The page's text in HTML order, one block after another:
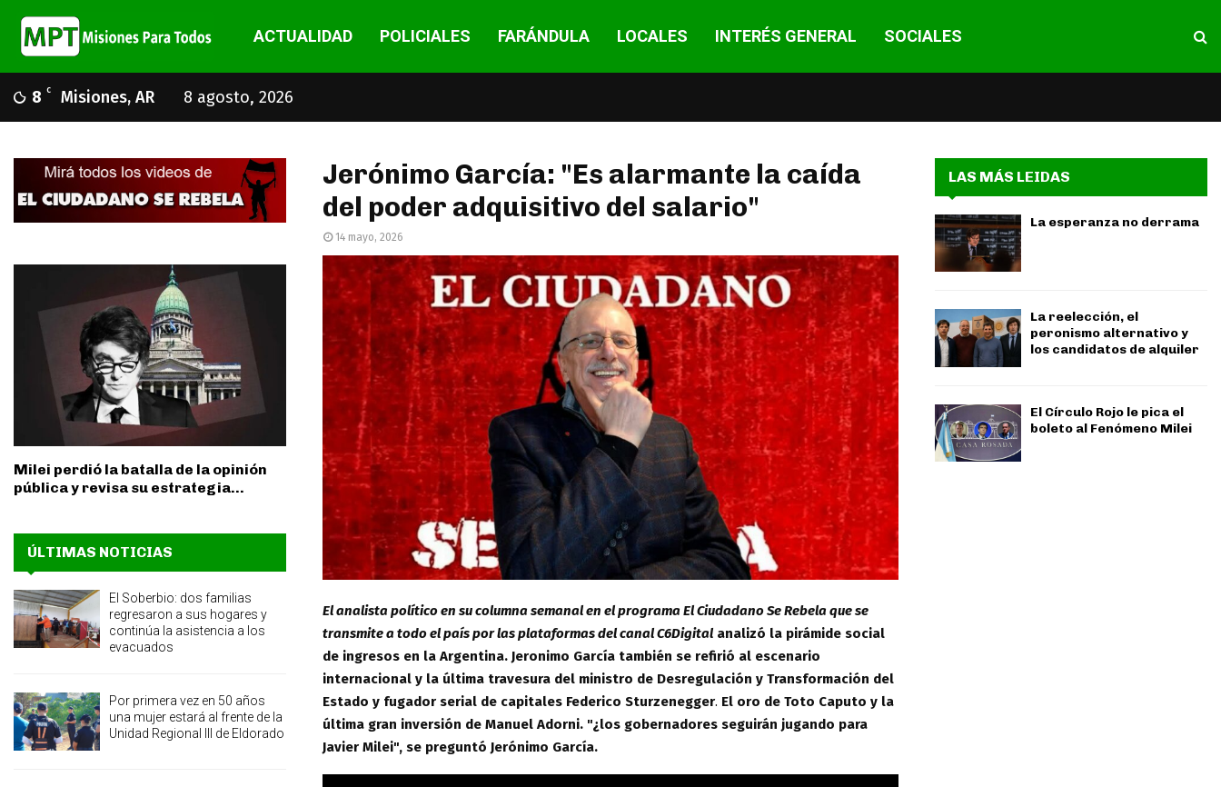
ACTUALIDAD POLICIALES FARÁNDULA LOCALES INTERÉS GENERAL SOCIALES
8 C Misiones, AR 8 agosto, 2026
Jerónimo García: "Es alarmante la caída
del poder adquisitivo del salario"
14 mayo, 2026
El analista político en su columna semanal en el programa El Ciudadano Se Rebela que se
transmite a todo el país por las plataformas del canal C6Digital analizó la pirámide social
de ingresos en la Argentina. Jeronimo García también se refirió al escenario
internacional y la última travesura del ministro de Desregulación y Transformación del
Estado y fugador serial de capitales Federico Sturzenegger. El oro de Toto Caputo y la
última gran inversión de Manuel Adorni. "¿los gobernadores seguirán jugando para
Javier Milei", se preguntó Jerónimo García.
Milei perdió la batalla de la opinión
pública y revisa su estrategia...
ÚLTIMAS NOTICIAS
El Soberbio: dos familias
regresaron a sus hogares y
continúa la asistencia a los
evacuados
Por primera vez en 50 años
una mujer estará al frente de la
Unidad Regional III de Eldorado
LAS MÁS LEIDAS
La esperanza no derrama
La reelección, el
peronismo alternativo y
los candidatos de alquiler
El Círculo Rojo le pica el
boleto al Fenómeno Milei